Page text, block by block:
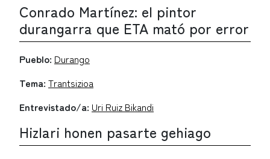
Conrado Martínez: el pintor
durangarra que ETA mató por error
Pueblo: Durango
Tema: Trantsizioa
Entrevistado/a: Uri Ruiz Bikandi
Hizlari honen pasarte gehiago